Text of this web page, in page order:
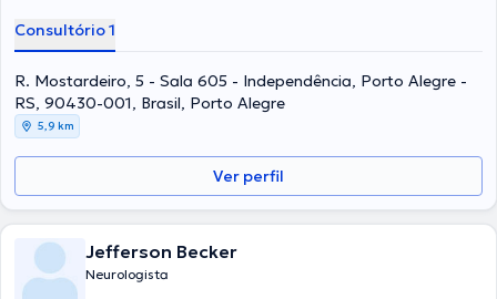
Consultório 1
R. Mostardeiro, 5 - Sala 605 - Independência, Porto Alegre -
RS, 90430-001, Brasil, Porto Alegre
5,9 km
Ver perfil
Jefferson Becker
Neurologista